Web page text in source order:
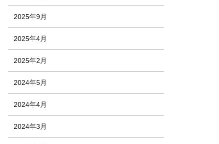
2025年9月
2025年4月
2025年2月
2024年5月
2024年4月
2024年3月